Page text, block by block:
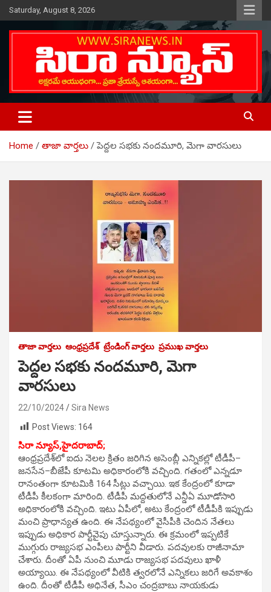
Skip
to
content
Saturday, August 8, 2026
SIRA NEWS
Telugu Online News Daily
Home తాజా వార్తలు పెద్దల సభకు నందమూరి, మెగా వారసులు
తాజా వార్తలు ఆంధ్రప్రదేశ్ ట్రేండింగ్ వార్తలు ప్రముఖ వార్తలు
పెద్దల సభకు నందమూరి, మెగా
వారసులు
22/10/2024
Sira News
Post Views: 164
సిరా న్యూస్,హైదరాబాద్;
ఆంధ్రప్రదేశ్‌లో ఐదు నెలల క్రితం జరిగిన అసెంబ్లీ ఎన్నికల్లో టీడీపీ–
జనసేన–బీజేపీ కూటమి అధికారంలోకి వచ్చింది. గతంలో ఎన్నడూ
రానంతంగా కూటమికి 164 సీట్లు వచ్చాయి. ఇక కేంద్రంలో కూడా
టీడీపీ కీలకంగా మారింది. టీడీపీ మద్దతులోనే ఎన్డీఏ మూడోసారి
అధికారంలోకి వచ్చింది. ఇటు ఏపీలో, అటు కేంద్రంలో టీడీపీకి ఇప్పుడు
మంచి ప్రాధాన్యత ఉంది. ఈ నేపథ్యంలో వైసీపీకి చెందిన నేతలు
ఇప్పుడు అధికార పార్టీవైపు చూస్తున్నారు. ఈ క్రమంలో ఇప్పటికే
ముగ్గురు రాజ్యసభ ఎంపీలు పార్టీని వీడారు. పదవులకు రాజీనామా
చేశారు. దీంతో ఏపీ నుంచి మూడు రాజ్యసభ పదవులు ఖాళీ
అయ్యాయి. ఈ నేపథ్యంలో వీటికి త్వరలోనే ఎన్నికలు జరిగే అవకాశం
ఉంది. దీంతో టీడీపీ అధినేత, సీఎం చంద్రబాబు నాయకుడు